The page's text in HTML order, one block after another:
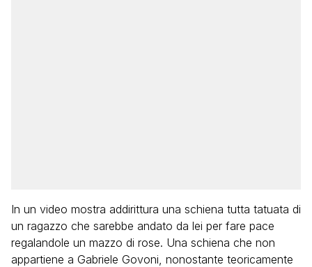
In un video mostra addirittura una schiena tutta tatuata di
un ragazzo che sarebbe andato da lei per fare pace
regalandole un mazzo di rose. Una schiena che non
appartiene a Gabriele Govoni, nonostante teoricamente